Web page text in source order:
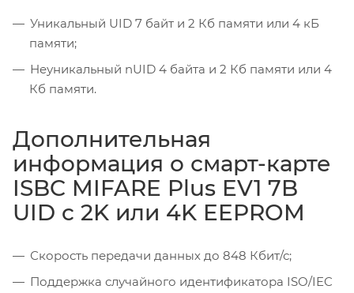
Уникальный UID 7 байт и 2 Кб памяти или 4 кБ
памяти;
Неуникальный nUID 4 байта и 2 Кб памяти или 4
Кб памяти.
Дополнительная
информация о смарт-карте
ISBC MIFARE Plus EV1 7B
UID c 2K или 4K EEPROM
Скорость передачи данных до 848 Кбит/с;
Поддержка случайного идентификатора ISO/IEC